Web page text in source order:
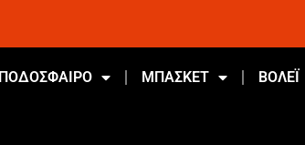
ΠΟΔΟΣΦΑΙΡΟ ΜΠΑΣΚΕΤ ΒΟΛΕΪ